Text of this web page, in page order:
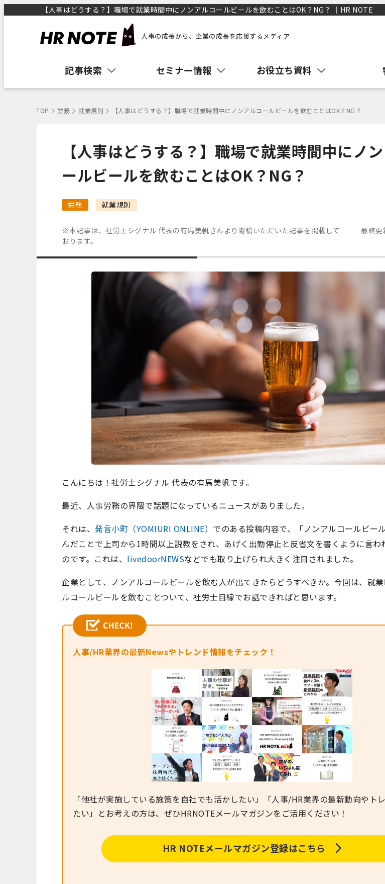
【人事はどうする？】職場で就業時間中にノンアルコールビールを飲むことはOK？NG？ ｜HR NOTE
人事の成長から、企業の成長を応援するメディア
記事検索 セミナー情報 お役立ち資料
TOP 労務 就業規則 【人事はどうする？】職場で就業時間中にノンアルコールビールを飲むことはOK？NG？
【人事はどうする？】職場で就業時間中にノ
ールビールを飲むことはOK？NG？
労務 就業規則
※本記事は、社労士シグナル 代表の有馬美帆さんより寄稿いただいた記事を掲載して
おります。
最終更
こんにちは！社労士シグナル 代表の有馬美帆です。
最近、人事労務の界隈で話題になっているニュースがありました。
それは、 発言小町（YOMIURI ONLINE） でのある投稿内容で、「ノンアルコールビー
んだことで上司から1時間以上説教をされ、あげく出勤停止と反省文を書くように言わ
のです。これは、 livedoorNEWSなどでも取り上げられ大きく注目されました。
企業として、ノンアルコールビールを飲む人が出てきたらどうすべきか。今回は、就
ルコールビールを飲むことついて、社労士目線でお話できればと思います。
人事/HR業界の最新Newsやトレンド情報をチェック！
「他社が実施している施策を自社でも活かしたい」「人事/HR業界の最新動向やト
たい」とお考えの方は、ぜひHRNOTEメールマガジンをご活用ください！
HR NOTEメールマガジン登録はこちら